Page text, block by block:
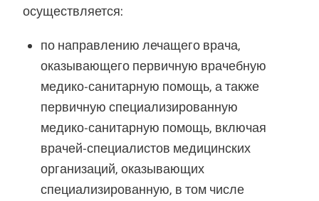
осуществляется:
по направлению лечащего врача,
оказывающего первичную врачебную
медико-санитарную помощь, а также
первичную специализированную
медико-санитарную помощь, включая
врачей-специалистов медицинских
организаций, оказывающих
специализированную, в том числе